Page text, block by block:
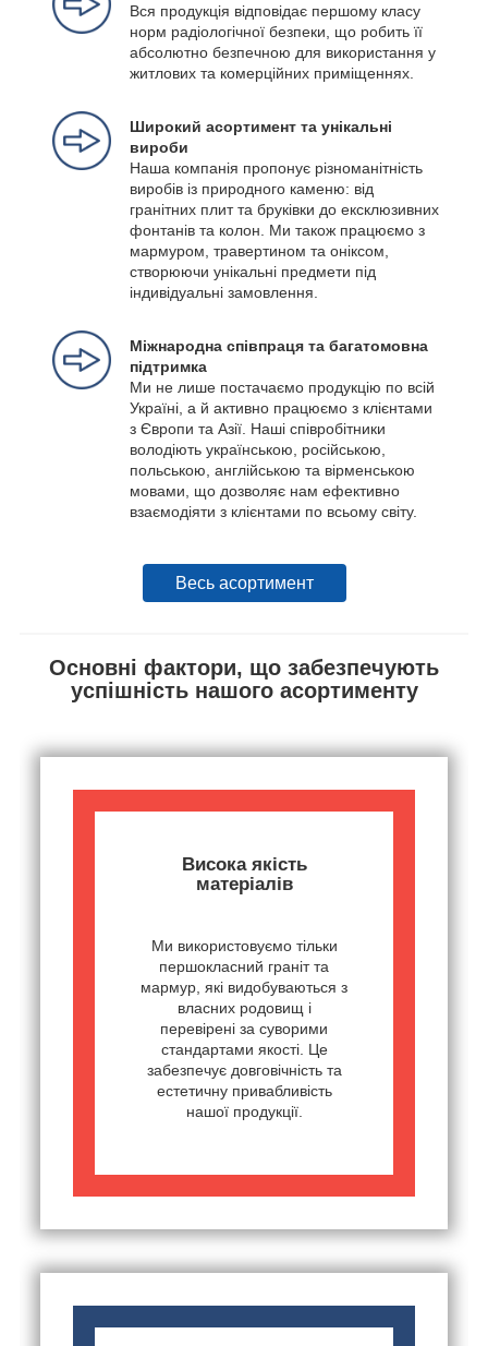
Вся продукція відповідає першому класу
норм радіологічної безпеки, що робить її
абсолютно безпечною для використання у
житлових та комерційних приміщеннях.
Широкий асортимент та унікальні
вироби
Наша компанія пропонує різноманітність
виробів із природного каменю: від
гранітних плит та бруківки до ексклюзивних
фонтанів та колон. Ми також працюємо з
мармуром, травертином та оніксом,
створюючи унікальні предмети під
індивідуальні замовлення.
Міжнародна співпраця та багатомовна
підтримка
Ми не лише постачаємо продукцію по всій
Україні, а й активно працюємо з клієнтами
з Європи та Азії. Наші співробітники
володіють українською, російською,
польською, англійською та вірменською
мовами, що дозволяє нам ефективно
взаємодіяти з клієнтами по всьому світу.
Весь асортимент
Основні фактори, що забезпечують
успішність нашого асортименту
Висока якість
матеріалів
Ми використовуємо тільки
першокласний граніт та
мармур, які видобуваються з
власних родовищ і
перевірені за суворими
стандартами якості. Це
забезпечує довговічність та
естетичну привабливість
нашої продукції.